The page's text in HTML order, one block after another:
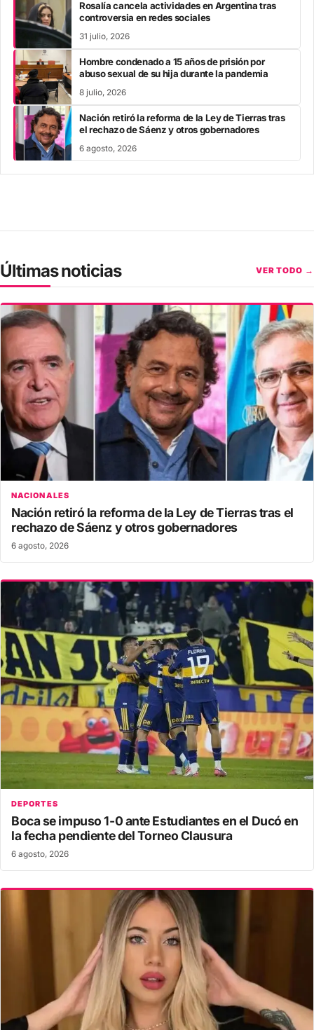
Rosalía cancela actividades en Argentina tras
controversia en redes sociales
31 julio, 2026
Hombre condenado a 15 años de prisión por
abuso sexual de su hija durante la pandemia
8 julio, 2026
Nación retiró la reforma de la Ley de Tierras tras
el rechazo de Sáenz y otros gobernadores
6 agosto, 2026
Últimas noticias VER TODO →
NACIONALES
Nación retiró la reforma de la Ley de Tierras tras el
rechazo de Sáenz y otros gobernadores
6 agosto, 2026
DEPORTES
Boca se impuso 1-0 ante Estudiantes en el Ducó en
la fecha pendiente del Torneo Clausura
6 agosto, 2026